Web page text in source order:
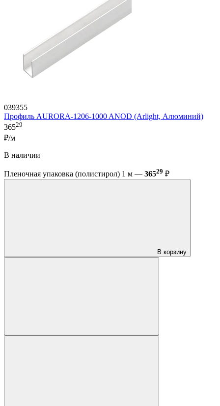
039355
Профиль AURORA-1206-1000 ANOD (Arlight, Алюминий)
36529
₽/м
В наличии
Пленочная упаковка (полистирол) 1 м — 36529 ₽
В корзину